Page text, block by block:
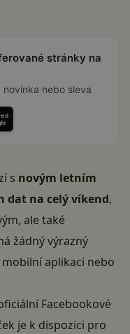
stránky na
nebo sleva
s novým letním
dat na celý víkend,
ale také
žádný výrazný
aplikaci nebo
Facebookové
je k dispozici pro